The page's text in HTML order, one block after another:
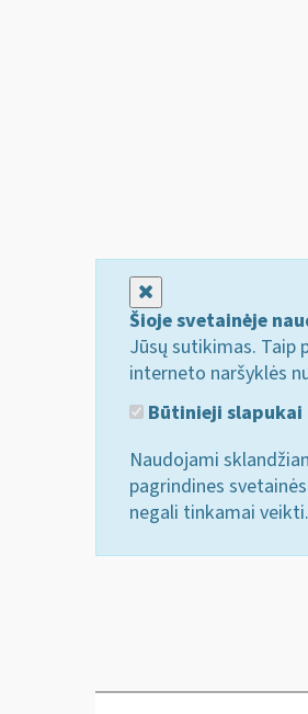
Šioje svetainėje
Jūsų sutikimas. Taip
interneto naršyklės
Būtinieji slapukai
Naudojami
pagrindines
negali tinkamai veikti.